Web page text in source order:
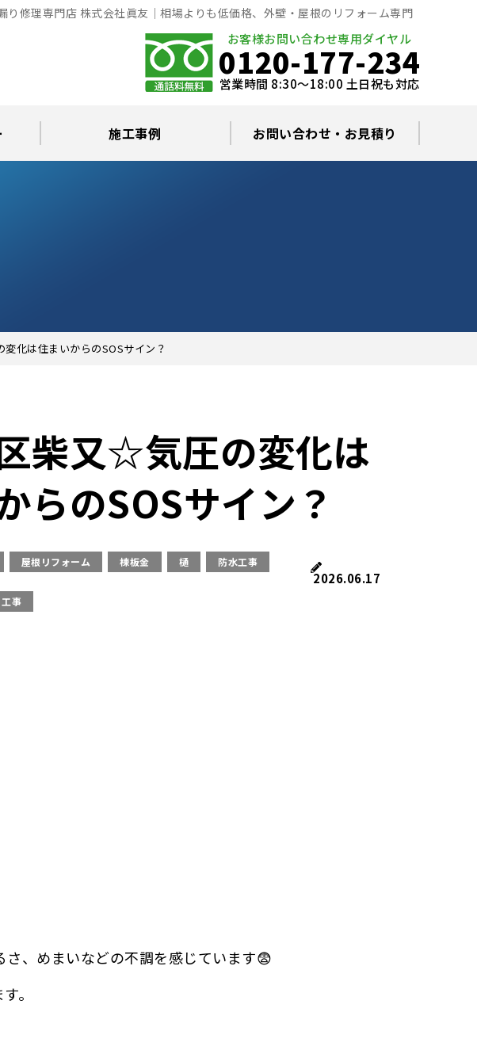
修理専門店 株式会社眞友｜相場よりも低価格、外壁・屋根のリフォーム専門
お客様お問い合わせ専用ダイヤル
0120-177-234
営業時間 8:30～18:00 土日祝も対応
施工事例 お問い合わせ・お見積り
化は住まいからのSOSサイン？
柴又☆気圧の変化は
らのSOSサイン？
屋根リフォーム 棟板金 樋 防水工事
事
2026.06.17
、めまいなどの不調を感じています😨
。